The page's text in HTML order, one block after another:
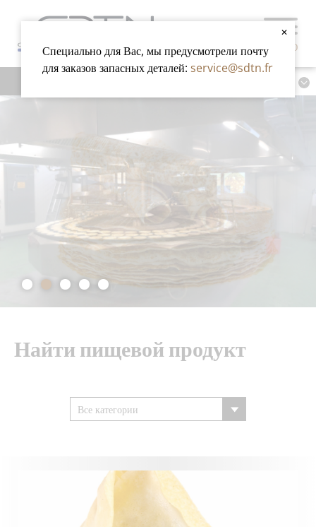
МЕНЮ
Найти пищевой продукт
✕
Специально для Вас, мы предусмотрели почту
для заказов запасных деталей: service@sdtn.fr